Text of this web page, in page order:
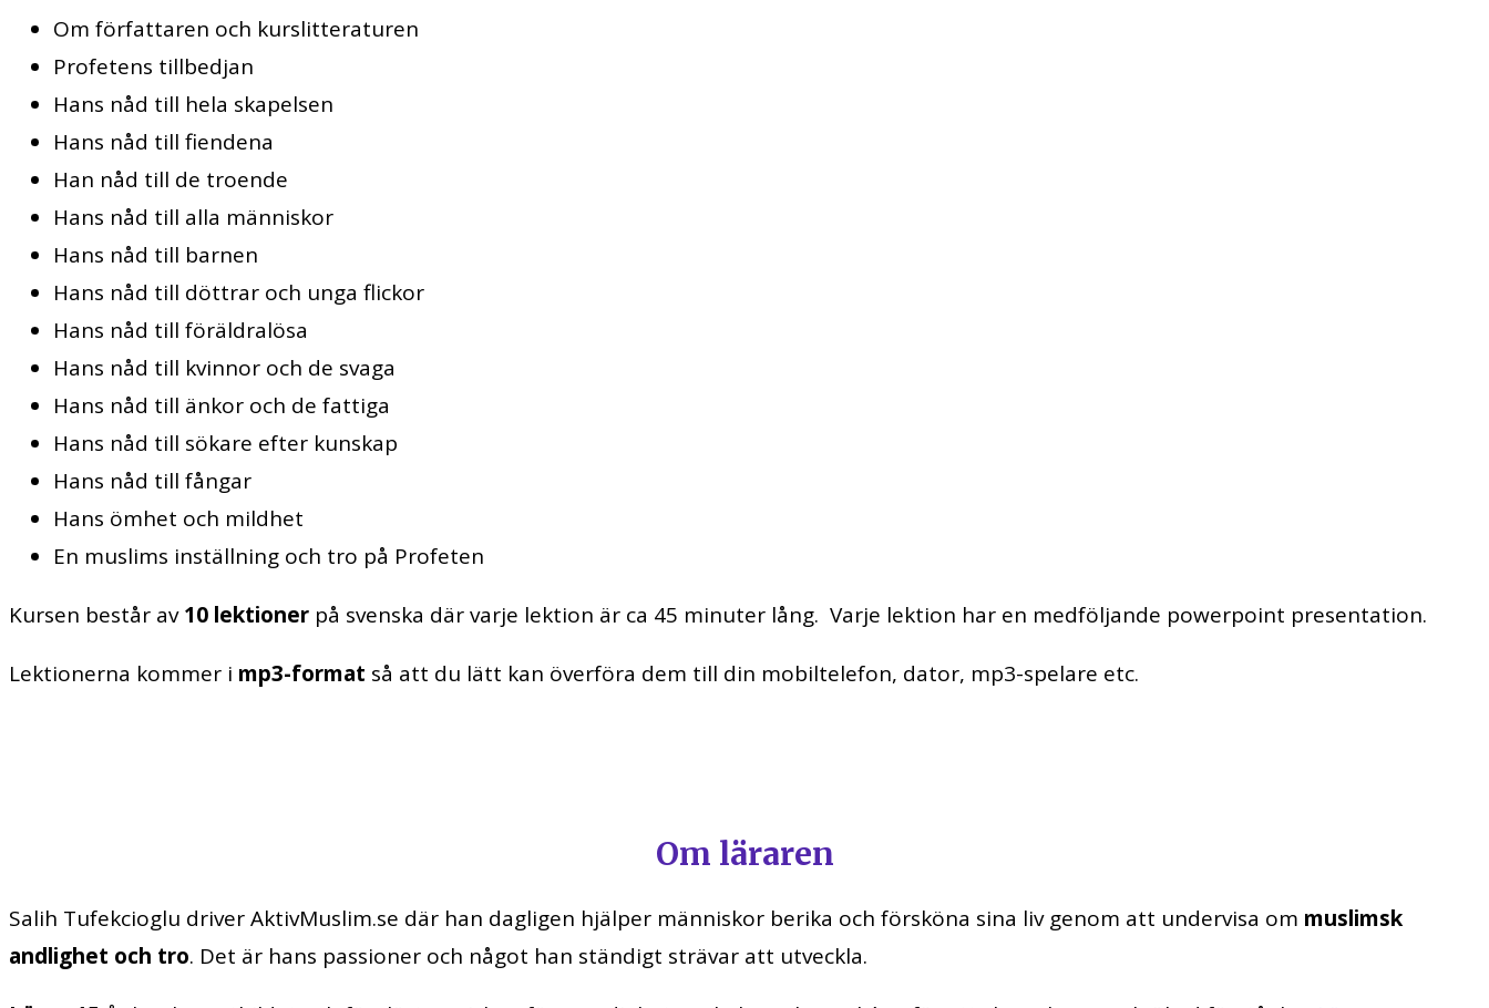
Om författaren och kurslitteraturen
Profetens tillbedjan
Hans nåd till hela skapelsen
Hans nåd till fiendena
Han nåd till de troende
Hans nåd till alla människor
Hans nåd till barnen
Hans nåd till döttrar och unga flickor
Hans nåd till föräldralösa
Hans nåd till kvinnor och de svaga
Hans nåd till änkor och de fattiga
Hans nåd till sökare efter kunskap
Hans nåd till fångar
Hans ömhet och mildhet
En muslims inställning och tro på Profeten
Kursen består av10 lektioner på svenska där varje lektion är ca 45 minuter lång. Varje lektion har en medföljande powerpoint presentation.
Lektionerna kommer i mp3-format så att du lätt kan överföra dem till din mobiltelefon, dator, mp3-spelare etc.
Om läraren
Salih Tufekcioglu driver AktivMuslim.se där han dagligen hjälper människor berika och försköna sina liv genom att undervisa om muslimsk
andlighet och tro. Det är hans passioner och något han ständigt strävar att utveckla.